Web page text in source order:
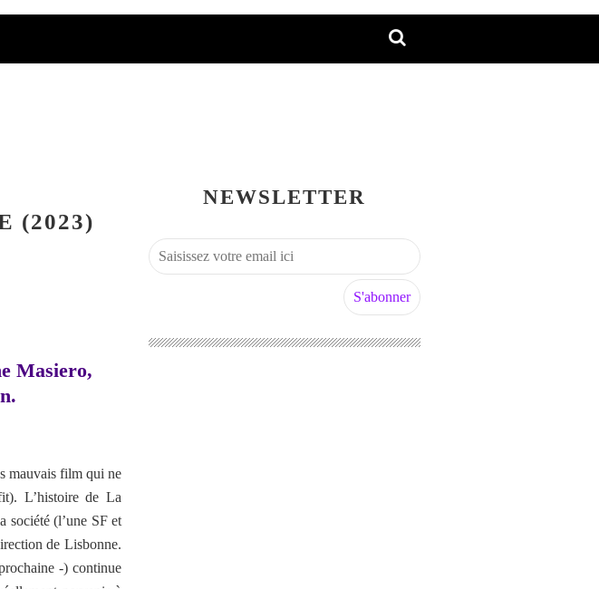
(2023)
Masiero,
mauvais film qui ne
L’histoire de La
société (l’une SF et
de Lisbonne.
-) continue
NEWSLETTER